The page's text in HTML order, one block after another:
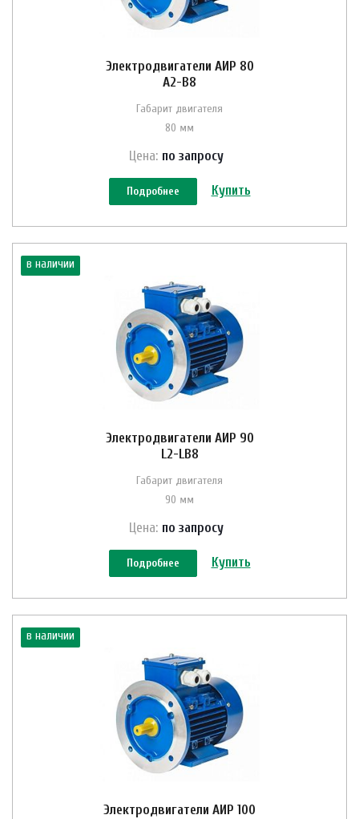
Электродвигатели АИР 80
A2-B8
Габарит двигателя
80 мм
Цена: по запросу
Подробнее Купить
в наличии
Электродвигатели АИР 90
L2-LB8
Габарит двигателя
90 мм
Цена: по запросу
Подробнее Купить
в наличии
Электродвигатели АИР 100